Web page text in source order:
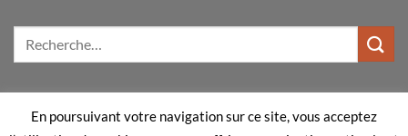
En poursuivant votre navigation sur ce site, vous acceptez